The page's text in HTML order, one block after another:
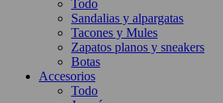
Todo
Sandalias y alpargatas
Tacones y Mules
Zapatos planos y sneakers
Botas
Accesorios
Todo